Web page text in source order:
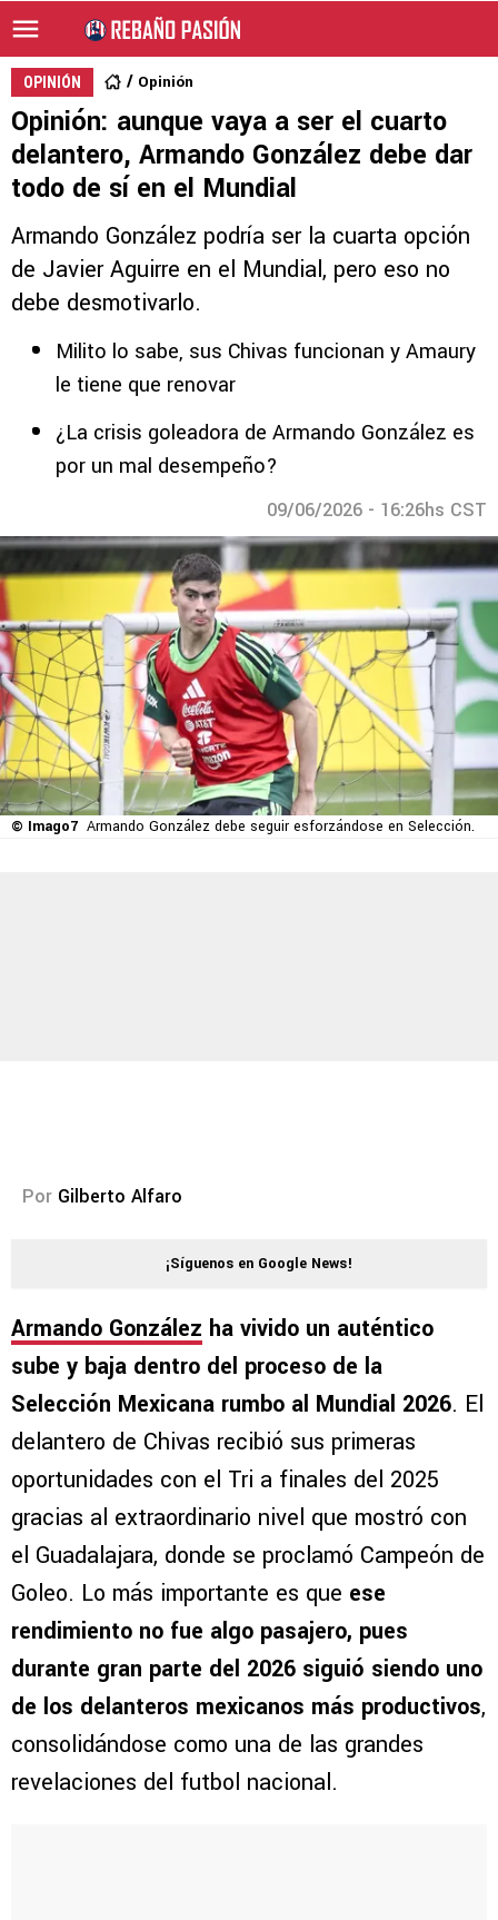
OPINIÓN Opinión
Opinión: aunque vaya a ser el cuarto
delantero, Armando González debe dar
todo de sí en el Mundial
Armando González podría ser la cuarta opción
de Javier Aguirre en el Mundial, pero eso no
debe desmotivarlo.
Milito lo sabe, sus Chivas funcionan y Amaury
le tiene que renovar
¿La crisis goleadora de Armando González es
por un mal desempeño?
09/06/2026 - 16:26hs CST
© Imago7 Armando González debe seguir esforzándose en Selección.
Por Gilberto Alfaro
¡Síguenos en Google News!
Armando González ha vivido un auténtico
sube y baja dentro del proceso de la
Selección Mexicana rumbo al Mundial 2026. El
delantero de Chivas recibió sus primeras
oportunidades con el Tri a finales del 2025
gracias al extraordinario nivel que mostró con
el Guadalajara, donde se proclamó Campeón de
Goleo. Lo más importante es que ese
rendimiento no fue algo pasajero, pues
durante gran parte del 2026 siguió siendo uno
de los delanteros mexicanos más productivos,
consolidándose como una de las grandes
revelaciones del futbol nacional.